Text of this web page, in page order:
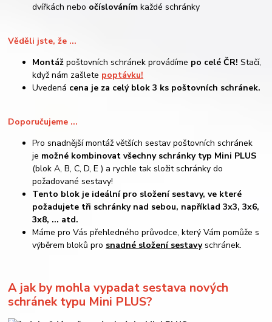
dvířkách nebo očíslováním každé schránky
Věděli jste, že ...
Montážpoštovních schránek provádíme po celé ČR!Stačí,
když nám zašlete poptávku!
Uvedená cena je za celý blok 3 ks poštovních schránek.
Doporučujeme ...
Pro snadnější montáž větších sestav poštovních schránek
je možné kombinovat všechny schránky typ Mini PLUS
(blok A, B, C, D, E ) a rychle tak složit schránky do
požadované sestavy!
Tento blok je ideální pro složení sestavy, ve které
požadujete tři schránky nad sebou, například 3x3, 3x6,
3x8, ... atd.
Máme pro Vás přehledného průvodce, který Vám pomůže s
výběrem bloků pro snadné složení sestavy schránek.
A jak by mohla vypadat sestava nových
schránek typu Mini PLUS?